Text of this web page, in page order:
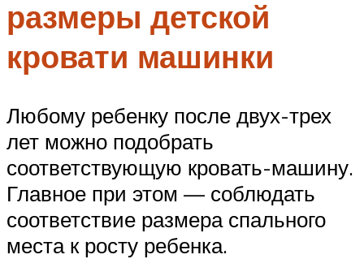
размеры детской
кровати машинки
Любому ребенку после двух-трех
лет можно подобрать
соответствующую кровать-машину.
Главное при этом — соблюдать
соответствие размера спального
места к росту ребенка.